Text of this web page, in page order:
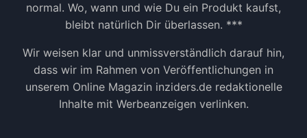
normal. Wo, wann und wie Du ein Produkt kaufst,
bleibt natürlich Dir überlassen. ***
Wir weisen klar und unmissverständlich darauf hin,
dass wir im Rahmen von Veröffentlichungen in
unserem Online Magazin inziders.de redaktionelle
Inhalte mit Werbeanzeigen verlinken.